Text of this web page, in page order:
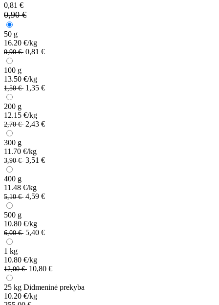
0,81 €
0,90 €
50 g
16.20 €/kg
0,90 € 0,81 €
100 g
13.50 €/kg
1,50 € 1,35 €
200 g
12.15 €/kg
2,70 € 2,43 €
300 g
11.70 €/kg
3,90 € 3,51 €
400 g
11.48 €/kg
5,10 € 4,59 €
500 g
10.80 €/kg
6,00 € 5,40 €
1 kg
10.80 €/kg
12,00 € 10,80 €
25 kg Didmeninė prekyba
10.20 €/kg